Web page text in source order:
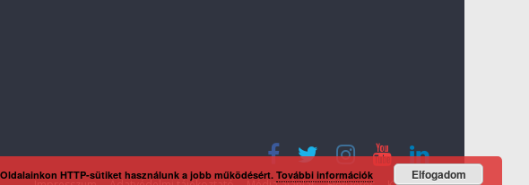
HTTP-sütiket használunk a jobb működésért. További információk Elfogadom